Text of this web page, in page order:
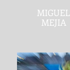
MIGUEL
MEJIA